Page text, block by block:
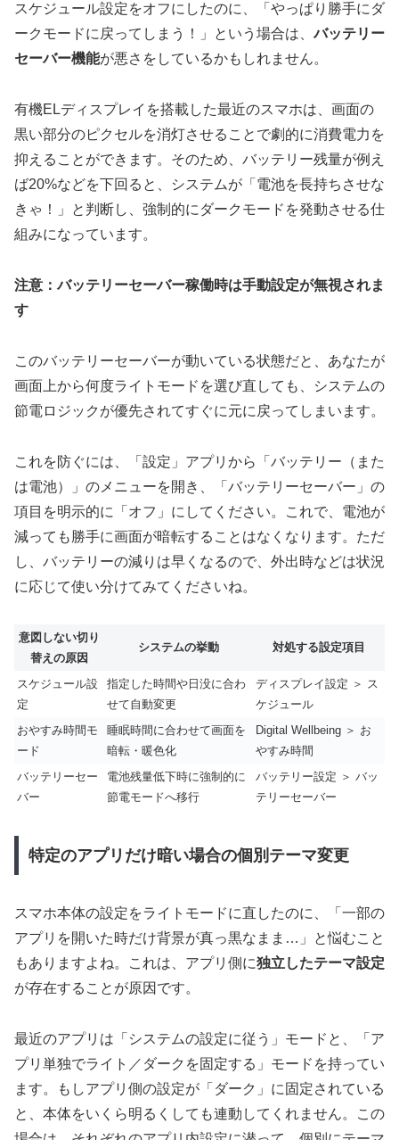
スケジュール設定をオフにしたのに、「やっぱり勝手にダ
ークモードに戻ってしまう！」という場合は、バッテリー
セーバー機能が悪さをしているかもしれません。
有機ELディスプレイを搭載した最近のスマホは、画面の
黒い部分のピクセルを消灯させることで劇的に消費電力を
抑えることができます。そのため、バッテリー残量が例え
ば20%などを下回ると、システムが「電池を長持ちさせな
きゃ！」と判断し、強制的にダークモードを発動させる仕
組みになっています。
注意：バッテリーセーバー稼働時は手動設定が無視されま
す
このバッテリーセーバーが動いている状態だと、あなたが
画面上から何度ライトモードを選び直しても、システムの
節電ロジックが優先されてすぐに元に戻ってしまいます。
これを防ぐには、「設定」アプリから「バッテリー（また
は電池）」のメニューを開き、「バッテリーセーバー」の
項目を明示的に「オフ」にしてください。これで、電池が
減っても勝手に画面が暗転することはなくなります。ただ
し、バッテリーの減りは早くなるので、外出時などは状況
に応じて使い分けてみてくださいね。
意図しない切り
替えの原因
システムの挙動 対処する設定項目
スケジュール設
定
指定した時間や日没に合わ
せて自動変更
ディスプレイ設定 ＞ ス
ケジュール
おやすみ時間モ
ード
睡眠時間に合わせて画面を
暗転・暖色化
Digital Wellbeing ＞ お
やすみ時間
バッテリーセー
バー
電池残量低下時に強制的に
節電モードへ移行
バッテリー設定 ＞ バッ
テリーセーバー
特定のアプリだけ暗い場合の個別テーマ変更
スマホ本体の設定をライトモードに直したのに、「一部の
アプリを開いた時だけ背景が真っ黒なまま…」と悩むこと
もありますよね。これは、アプリ側に独立したテーマ設定
が存在することが原因です。
最近のアプリは「システムの設定に従う」モードと、「ア
プリ単独でライト／ダークを固定する」モードを持ってい
ます。もしアプリ側の設定が「ダーク」に固定されている
と、本体をいくら明るくしても連動してくれません。この